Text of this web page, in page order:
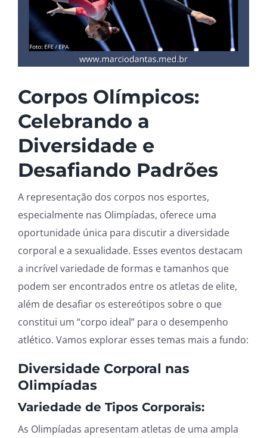
Corpos Olímpicos:
Celebrando a
Diversidade e
Desafiando Padrões
A representação dos corpos nos esportes,
especialmente nas Olimpíadas, oferece uma
oportunidade única para discutir a diversidade
corporal e a sexualidade. Esses eventos destacam
a incrível variedade de formas e tamanhos que
podem ser encontrados entre os atletas de elite,
além de desafiar os estereótipos sobre o que
constitui um “corpo ideal” para o desempenho
atlético. Vamos explorar esses temas mais a fundo:
Diversidade Corporal nas
Olimpíadas
Variedade de Tipos Corporais:
As Olimpíadas apresentam atletas de uma ampla